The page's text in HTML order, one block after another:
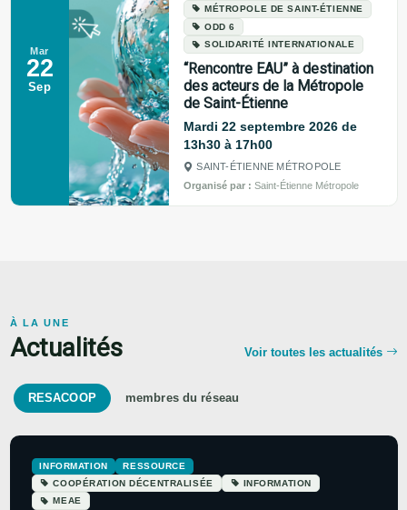
Mar
22
Sep
MÉTROPOLE DE SAINT-ÉTIENNE
ODD 6
SOLIDARITÉ INTERNATIONALE
“Rencontre EAU” à destination
des acteurs de la Métropole
de Saint-Étienne
Mardi 22 septembre 2026 de
13h30 à 17h00
SAINT-ÉTIENNE MÉTROPOLE
Organisé par : Saint-Étienne Métropole
À LA UNE
Actualités Voir toutes les actualités
RESACOOP membres du réseau
INFORMATION
RESSOURCE
COOPÉRATION DÉCENTRALISÉE
INFORMATION
MEAE